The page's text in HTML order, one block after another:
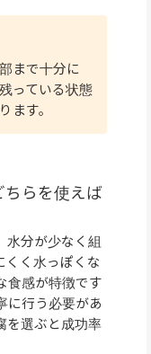
まで十分に
っている状態
ます。
ちらを使えば
水分が少なく組
くく水っぽくな
食感が特徴です
に行う必要があ
を選ぶと成功率